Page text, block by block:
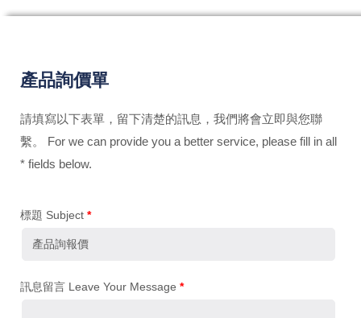
產品詢價單
請填寫以下表單，留下清楚的訊息，我們將會立即與您聯
繫。 For we can provide you a better service, please fill in all
* fields below.
標題 Subject *
訊息留言 Leave Your Message *